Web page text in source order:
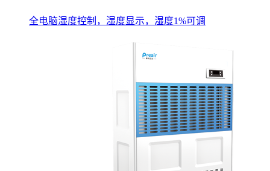
全电脑湿度控制，湿度显示，湿度1%可调